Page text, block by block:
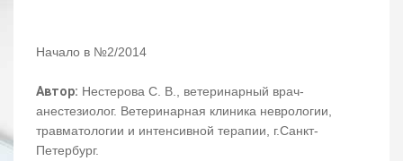
Начало в №2/2014
Автор: Нестерова С. В., ветеринарный врач-
анестезиолог. Ветеринарная клиника неврологии,
травматологии и интенсивной терапии, г.Санкт-
Петербург.